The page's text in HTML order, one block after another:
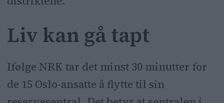
Liv kan gå tapt
Ifølge NRK tar det minst 30 minutter for
de 15 Oslo-ansatte å flytte til sin